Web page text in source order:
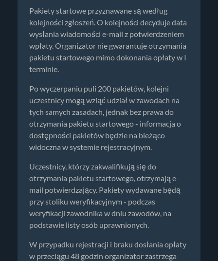
Pakiety startowe przyznawane są według
kolejności zgłoszeń. O kolejności decyduje data
wysłania wiadomości e-mail z potwierdzeniem
wpłaty. Organizator nie gwarantuje otrzymania
pakietu startowego mimo dokonania opłaty w I
terminie.
Po wyczerpaniu puli 200 pakietów, kolejni
uczestnicy mogą wziąć udział w zawodach na
tych samych zasadach, jednak bez prawa do
otrzymania pakietu startowego - informacja o
dostępności pakietów będzie na bieżąco
widoczna w systemie rejestracyjnym.
Uczestnicy, którzy zakwalifikują się do
otrzymania pakietu startowego, otrzymają e-
mail potwierdzający. Pakiety wydawane będą
przy stoliku weryfikacyjnym - podczas
weryfikacji zawodnika w dniu zawodów, na
podstawie listy osób uprawnionych.
W przypadku rejestracji i braku dosłania opłaty
w przeciągu 48 godzin organizator zastrzega